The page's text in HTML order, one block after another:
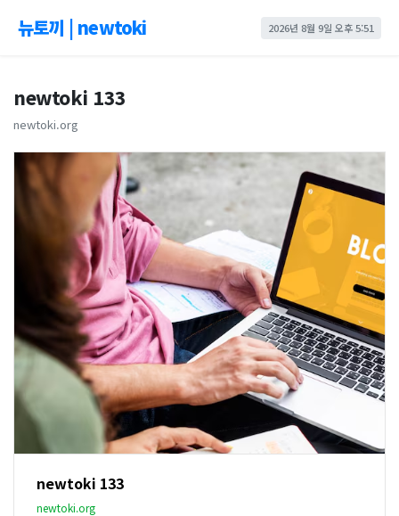
뉴토끼 | newtoki 2026년 8월 9일 오후 5:51
newtoki 133
newtoki.org
newtoki 133
newtoki.org